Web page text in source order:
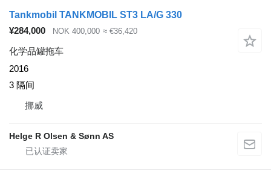
Tankmobil TANKMOBIL ST3 LA/G 330
¥284,000
NOK 400,000 ≈ €36,420
化学品罐拖车
2016
3 隔间
挪威
Helge R Olsen & Sønn AS